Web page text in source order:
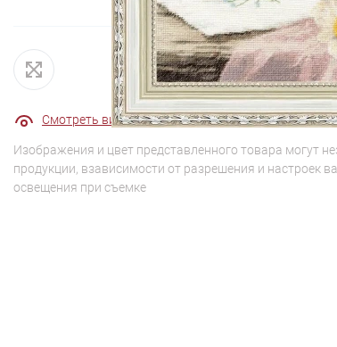
Смотреть видео - обзор Смотреть видео -
Изображения и цвет представленного товара могут
продукции, взависимости от разрешения и настроек
освещения при съемке